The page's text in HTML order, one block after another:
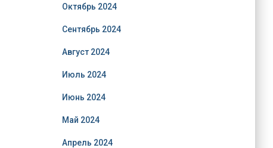
Октябрь 2024
Сентябрь 2024
Август 2024
Июль 2024
Июнь 2024
Май 2024
Апрель 2024